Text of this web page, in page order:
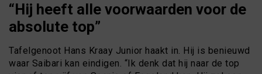
“Hij heeft alle voorwaarden voor de
absolute top”
Tafelgenoot Hans Kraay Junior haakt in. Hij is benieuwd
waar Saibari kan eindigen. “Ik denk dat hij naar de top